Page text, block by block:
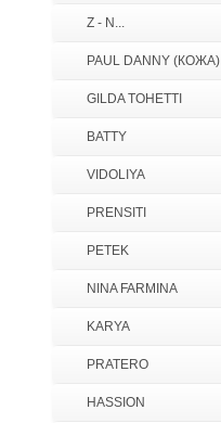
Z - N...
PAUL DANNY (КОЖА)
GILDA TOHETTI
BATTY
VIDOLIYA
PRENSITI
PETEK
NINA FARMINA
KARYA
PRATERO
HASSION